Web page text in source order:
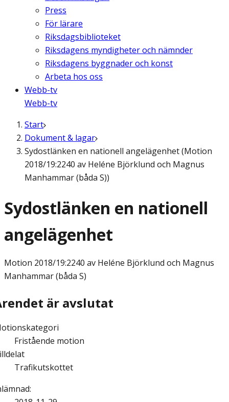
Press
För lärare
Riksdagsbiblioteket
Riksdagens myndigheter och nämnder
Riksdagens byggnader och konst
Arbeta hos oss
Webb-tv
Webb-tv
Start
Dokument & lagar
Sydostlänken en nationell angelägenhet (Motion
2018/19:2240 av Heléne Björklund och Magnus
Manhammar (båda S))
Sydostlänken en nationell
angelägenhet
Motion 2018/19:2240 av Heléne Björklund och Magnus
Manhammar (båda S)
är avslutat
Fristående motion
Trafikutskottet
: